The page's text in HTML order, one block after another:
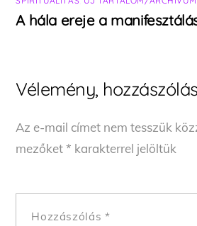
A hála ereje a
Vélemény,
Az e-mail címet nem tesszük
mezőket* karakterrel jelöltük
Hozzászólás *